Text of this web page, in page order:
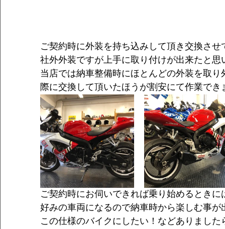
ご契約時に外装を持ち込みして頂き交換させ
社外外装ですが上手に取り付けが出来たと思
当店では納車整備時にほとんどの外装を取
際に交換して頂いたほうが割安にて作業でき
ご契約時にお伺いできれば乗り始めるとき
好みの車両になるので納車時から楽しむ事が
この仕様のバイクにしたい！などありまし